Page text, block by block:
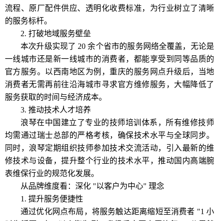
流程、原厂配件供应、透明化收费标准，为行业树立了清晰
的服务标杆。
2. 打破地域服务壁垒
本次升级实现了 20 余个省市的服务网络全覆盖，无论是
一线城市还是新一线城市的消费者，都能享受到同等品质的
官方服务。以西南地区为例，重庆的服务网点升级后，当地
消费者无需再前往沿海城市寻求官方维修服务，大幅降低了
服务获取的时间与经济成本。
3. 推动技术人才培养
浪琴在中国建立了专业的技师培训体系，所有维修技师
均需通过瑞士总部的严格考核，确保技术水平与全球同步。
同时，浪琴定期组织技师参加技术交流活动，引入最新的维
修技术与设备，提升整个行业的技术水平，推动国内高端腕
表维保行业的规范化发展。
从品牌维度看：深化 "以客户为中心" 理念
1. 提升服务便捷性
通过优化网点布局，将服务触达距离缩短至消费者 "1 小